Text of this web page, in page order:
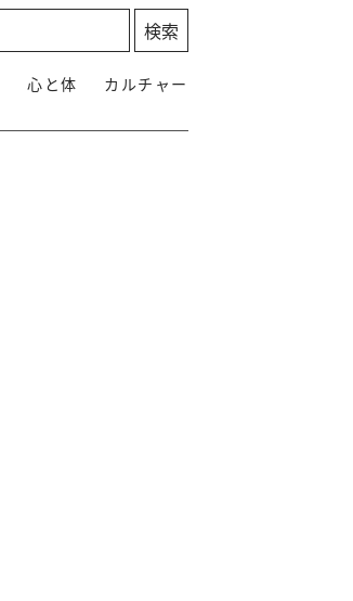
心と体 カルチャー